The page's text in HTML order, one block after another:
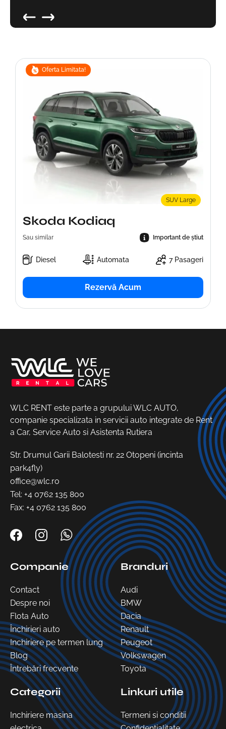
Oferta Limitata!
SUV Large
Skoda Kodiaq
Sau similar Important de știut
Diesel Automata 7 Pasageri
Rezervă Acum
WLC RENT este parte a grupului WLC AUTO,
companie specializata in servicii auto integrate de Rent
a Car, Service Auto si Asistenta Rutiera
Str. Drumul Garii Balotesti nr. 22 Otopeni (incinta
park4fly)
office@wlc.ro
Tel: +4 0762 135 800
Fax: +4 0762 135 800
Companie
Contact
Despre noi
Flota Auto
Închirieri auto
Inchiriere pe termen lung
Blog
Întrebări frecvente
Branduri
Audi
BMW
Dacia
Renault
Peugeot
Volkswagen
Toyota
Categorii
Inchiriere masina
Linkuri utile
Termeni si conditii